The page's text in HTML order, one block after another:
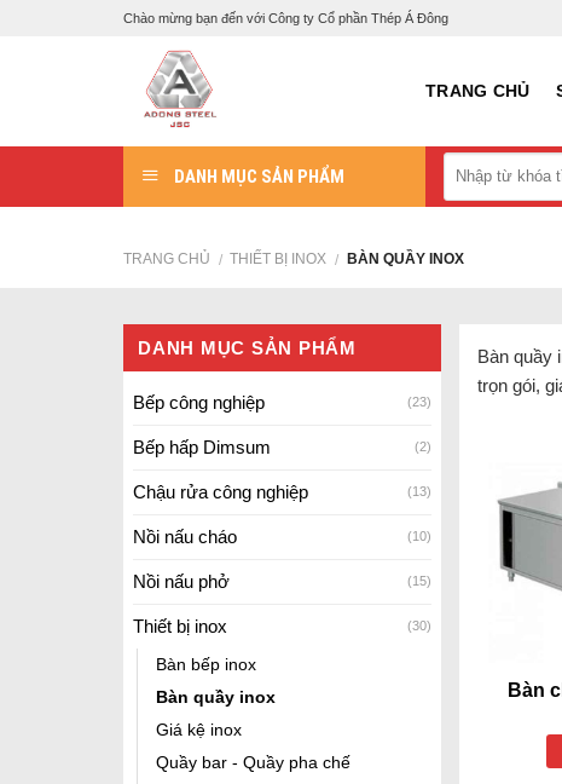
Chào mừng bạn đến với Công ty Cổ phần Thép Á Đông
TRANG CHỦ
DANH MỤC SẢN PHẨM
TRANG CHỦ / THIẾT BỊ INOX / BÀN QUẦY INOX
DANH MỤC SẢN PHẨM
Bếp công nghiệp (23)
Bếp hấp Dimsum (2)
Chậu rửa công nghiệp (13)
Nồi nấu cháo (10)
Nồi nấu phở (15)
Thiết bị inox (30)
Bàn bếp inox
Bàn quầy inox
Giá kệ inox
Quầy bar - Quầy pha chế
Bàn quầy
trọn gói,
Bàn